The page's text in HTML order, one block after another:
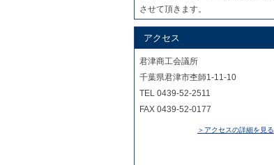
させて頂きます。
アクセス
君津商工会議所
千葉県君津市杢師1-11-10
TEL 0439-52-2511
FAX 0439-52-0177
＞アクセスの詳細を見る